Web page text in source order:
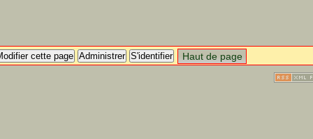
cette page Administrer S'identifier Haut de page